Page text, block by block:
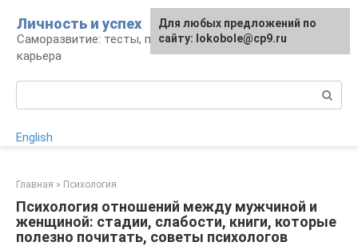
контенту
Личность и успех
Саморазвитие: тесты, психология, работа и
карьера
English
Главная » Психология
Психология отношений между мужчиной и
женщиной: стадии, слабости, книги, которые
полезно почитать, советы психологов
Для любых предложений по
сайту: lokobole@cp9.ru